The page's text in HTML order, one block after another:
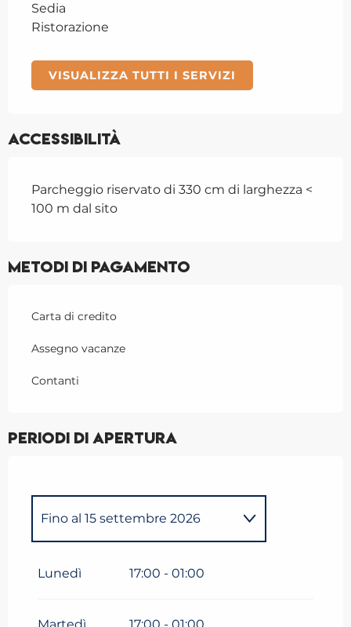
Sedia
Ristorazione
VISUALIZZA TUTTI I SERVIZI
Accessibilità
Parcheggio riservato di 330 cm di larghezza <
100 m dal sito
Metodi di pagamento
Carta di credito
Assegno vacanze
Contanti
Periodi di apertura
aprile 2026
Fino al 15 settembre 2026
Lunedì 17:00 - 01:00